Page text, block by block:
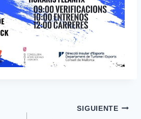
SIGUIENTE